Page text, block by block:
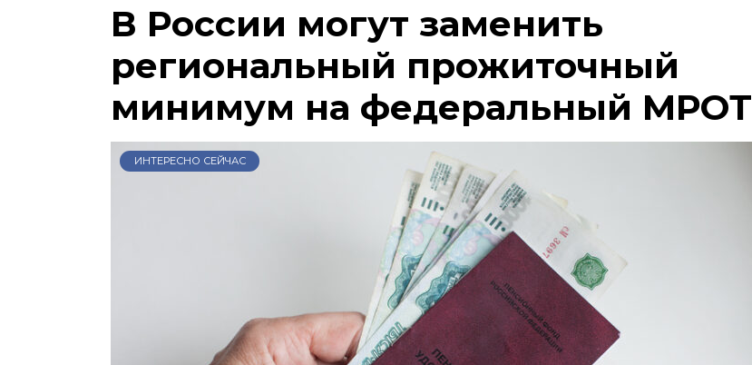
В России могут заменить
региональный прожиточный
минимум на федеральный МРОТ
ИНТЕРЕСНО СЕЙЧАС